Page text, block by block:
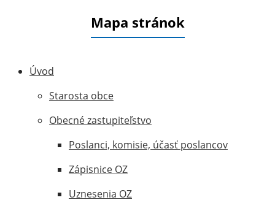
Mapa stránok
Úvod
Starosta obce
Obecné zastupiteľstvo
Poslanci, komisie, účasť poslancov
Zápisnice OZ
Uznesenia OZ